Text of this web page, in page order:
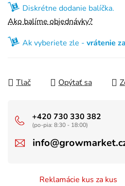
Diskrétne dodanie balíčka.
Ako balíme objednávky?
Ak vyberiete zle - vrátenie
Tlač Opýtať sa
+420 730 330 382
(po-pia: 8:30 - 18:00)
Reklamácie kus za kus